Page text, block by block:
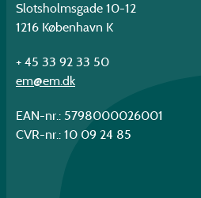
Slotsholmsgade 10-12
1216 København K
+ 45 33 92 33 50
em@em.dk
EAN-nr.: 5798000026001
CVR-nr.: 10 09 24 85